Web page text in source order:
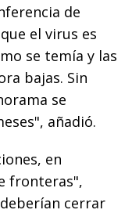
de
el virus es
se temía y las
bajas. Sin
se
añadió.
en
fronteras",
cerrar